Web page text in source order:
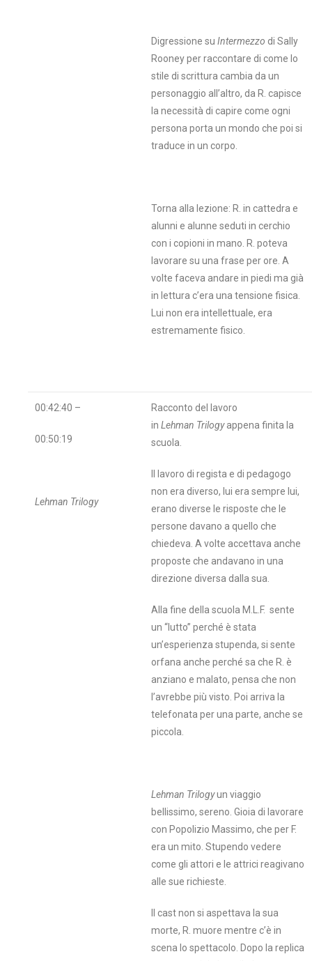
Digressione su Intermezzo di Sally
Rooney per raccontare di come lo
stile di scrittura cambia da un
personaggio all’altro, da R. capisce
la necessità di capire come ogni
persona porta un mondo che poi si
traduce in un corpo.
Torna alla lezione: R. in cattedra e
alunni e alunne seduti in cerchio
con i copioni in mano. R. poteva
lavorare su una frase per ore. A
volte faceva andare in piedi ma già
in lettura c’era una tensione fisica.
Lui non era intellettuale, era
estremamente fisico.
00:42:40 –
00:50:19
Lehman Trilogy
Racconto del lavoro
in Lehman Trilogyappena finita la
scuola.
Il lavoro di regista e di pedagogo
non era diverso, lui era sempre lui,
erano diverse le risposte che le
persone davano a quello che
chiedeva. A volte accettava anche
proposte che andavano in una
direzione diversa dalla sua.
Alla fine della scuola M.L.F. sente
un “lutto” perché è stata
un’esperienza stupenda, si sente
orfana anche perché sa che R. è
anziano e malato, pensa che non
l’avrebbe più visto. Poi arriva la
telefonata per una parte, anche se
piccola.
Lehman Trilogyun viaggio
bellissimo, sereno. Gioia di lavorare
con Popolizio Massimo, che per F.
era un mito. Stupendo vedere
come gli attori e le attrici reagivano
alle sue richieste.
Il cast non si aspettava la sua
morte, R. muore mentre c’è in
scena lo spettacolo. Dopo la replica